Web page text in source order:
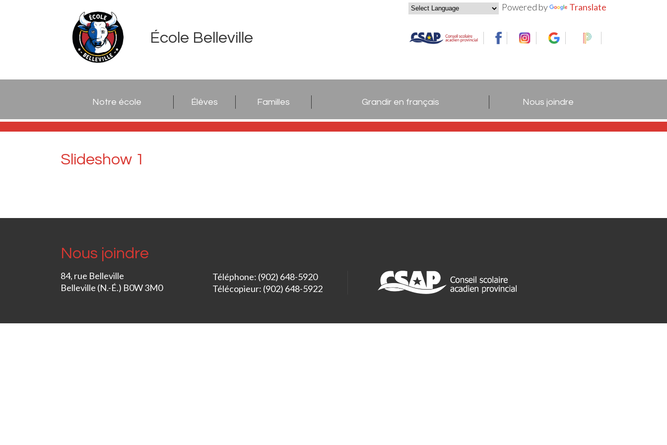
Powered by Translate
École Belleville
Notre école Élèves Familles Grandir en français Nous joindre
Slideshow 1
Nous joindre
84, rue Belleville
Belleville (N.-É.) B0W 3M0
Téléphone: (902) 648-5920
Télécopieur: (902) 648-5922